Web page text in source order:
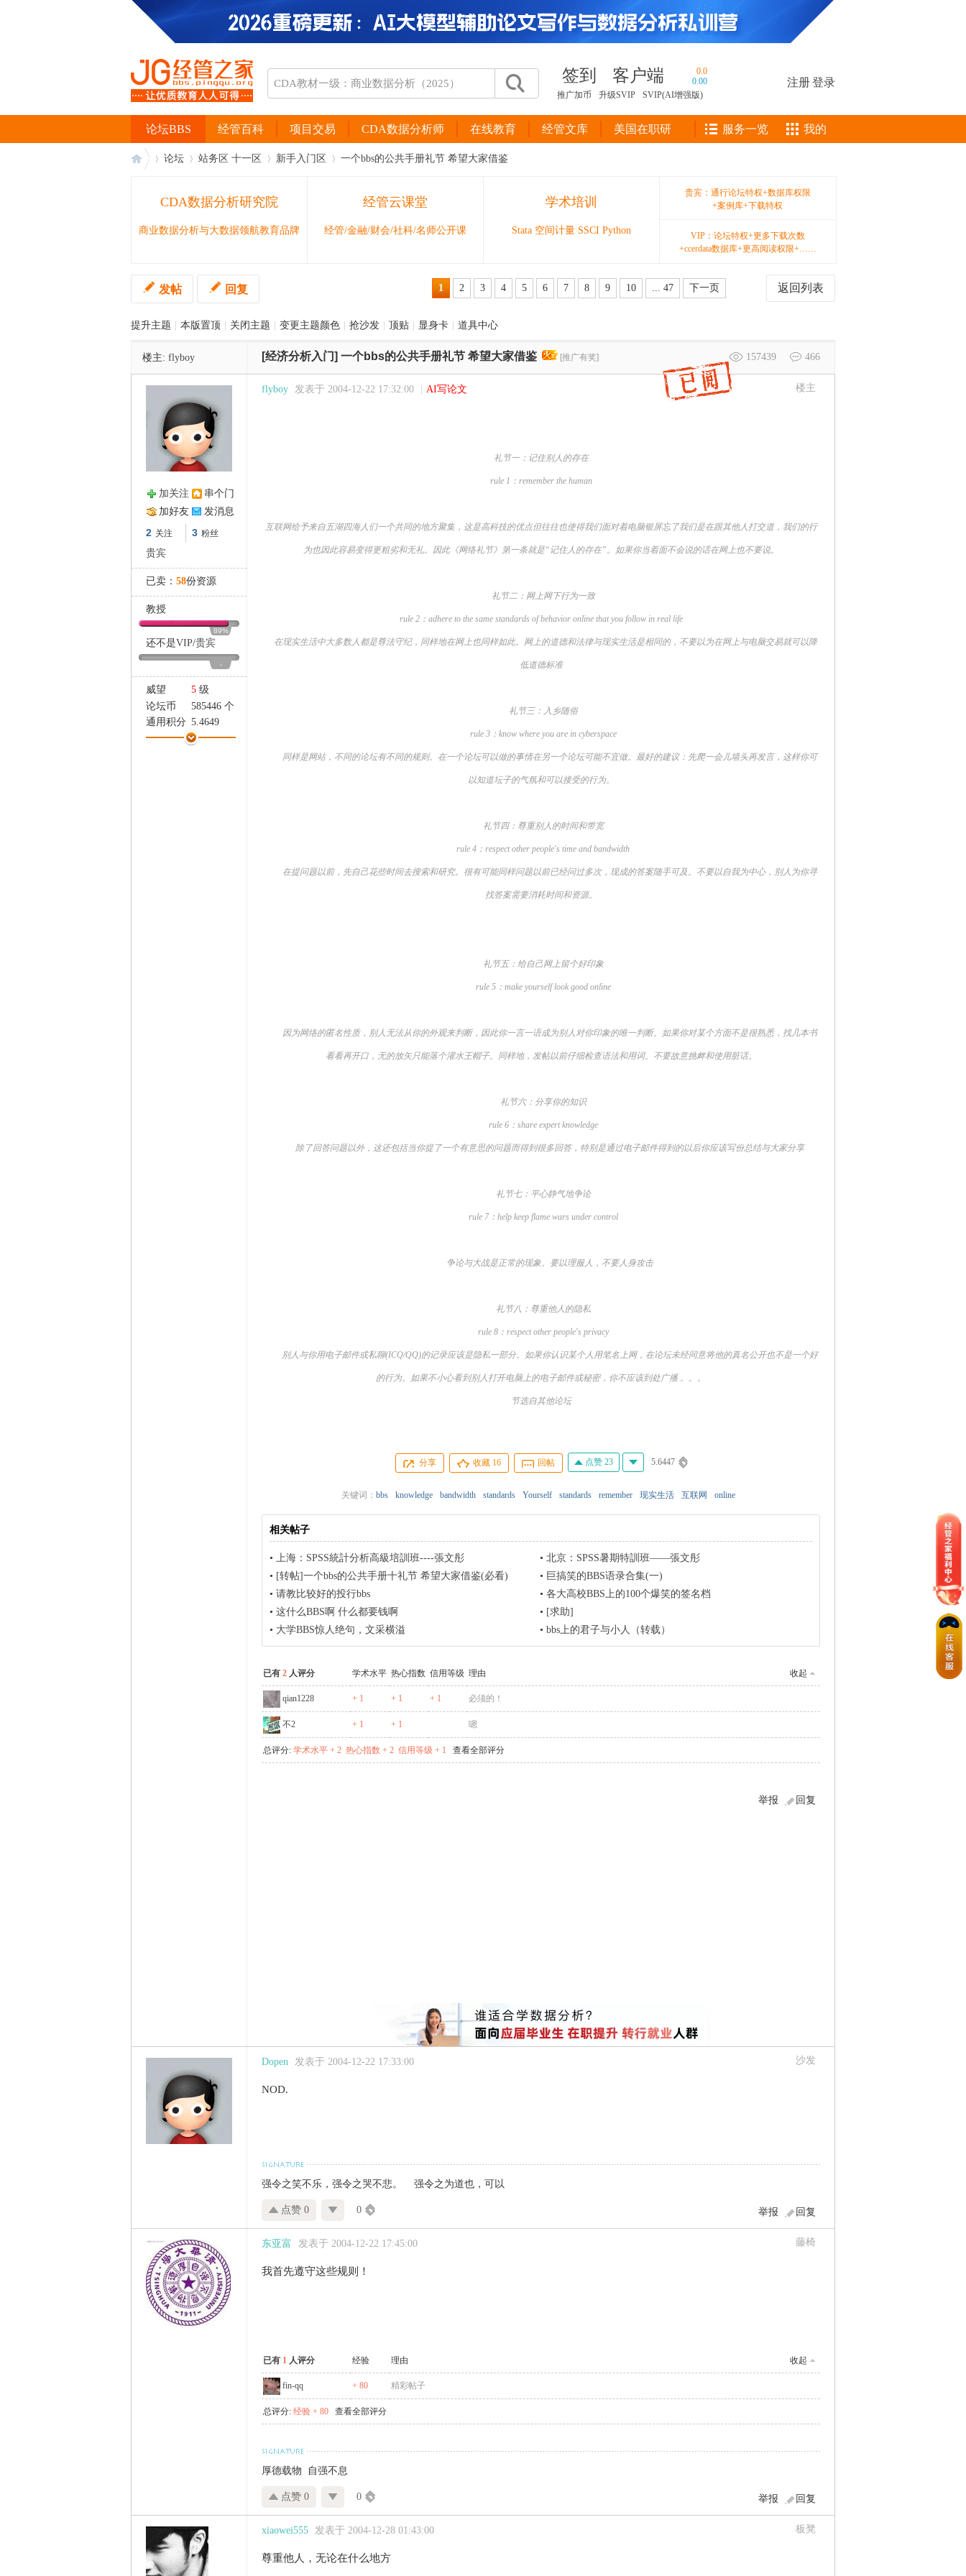
签到 客户端
0.0
0.00
推广加币
升级SVIP SVIP(AI增强版)
注册登录
经管百科 项目交易 CDA数据分析师 在线教育 经管文库 美国在职研
论坛BBS 服务一览 我的
论坛 站务区 十一区 新手入门区 一个bbs的公共手册礼节 希望大家借鉴
CDA数据分析研究院
商业数据分析与大数据领航教育品牌
经管云课堂
经管/金融/财会/社科/名师公开课
学术培训
Stata 空间计量 SSCI Python
贵宾：通行论坛特权+数据库权限
+案例库+下载特权
VIP：论坛特权+更多下载次数
+ccerdata数据库+更高阅读权限+……
返回列表
1 2 3 4 5 6 7 8 9 10 ... 47 下一页
发帖 回复
提升主题 本版置顶 关闭主题 变更主题颜色 抢沙发 顶贴 显身卡 道具中心
楼主: flyboy 157439 466
[经济分析入门] 一个bbs的公共手册礼节 希望大家借鉴 [推广有奖]
加关注
串个门
加好友
发消息
2 关注 3 粉丝
贵宾
已卖： 58份资源
教授
89%
还不是VIP/贵宾
-
威望 5 级
论坛币
585446 个
通用积分 5.4649
学术水平
4 点
楼主
flyboy 发表于 2004-12-22 17:32:00 AI写论文
礼节一：记住别人的存在
rule 1：remember the human
互联网给予来自五湖四海人们一个共同的地方聚集，这是高科技的优点但往往也使得我们面对着电脑银屏忘了我们是在跟其他人打交道，我们的行
为也因此容易变得更粗劣和无礼。因此《网络礼节》第一条就是“记住人的存在”。如果你当着面不会说的话在网上也不要说。
礼节二：网上网下行为一致
rule 2：adhere to the same standards of behavior online that you follow in real life
在现实生活中大多数人都是尊法守纪，同样地在网上也同样如此。网上的道德和法律与现实生活是相同的，不要以为在网上与电脑交易就可以降
低道德标准
礼节三：入乡随俗
rule 3：know where you are in cyberspace
同样是网站，不同的论坛有不同的规则。在一个论坛可以做的事情在另一个论坛可能不宜做。最好的建议：先爬一会儿墙头再发言，这样你可
以知道坛子的气氛和可以接受的行为。
礼节四：尊重别人的时间和带宽
rule 4：respect other people's time and bandwidth
在提问题以前，先自己花些时间去搜索和研究。很有可能同样问题以前已经问过多次，现成的答案随手可及。不要以自我为中心，别人为你寻
找答案需要消耗时间和资源。
礼节五：给自己网上留个好印象
rule 5：make yourself look good online
因为网络的匿名性质，别人无法从你的外观来判断，因此你一言一语成为别人对你印象的唯一判断。如果你对某个方面不是很熟悉，找几本书
看看再开口，无的放矢只能落个灌水王帽子。同样地，发帖以前仔细检查语法和用词。不要故意挑衅和使用脏话。
礼节六：分享你的知识
rule 6：share expert knowledge
除了回答问题以外，这还包括当你提了一个有意思的问题而得到很多回答，特别是通过电子邮件得到的以后你应该写份总结与大家分享
礼节七：平心静气地争论
rule 7：help keep flame wars under control
争论与大战是正常的现象。要以理服人，不要人身攻击
礼节八：尊重他人的隐私
rule 8：respect other people's privacy
别人与你用电子邮件或私聊(ICQ/QQ)的记录应该是隐私一部分。如果你认识某个人用笔名上网，在论坛未经同意将他的真名公开也不是一个好
的行为。如果不小心看到别人打开电脑上的电子邮件或秘密，你不应该到处广播 。。。
节选自其他论坛
分享 收藏 16 回帖 点赞 23 5.6447
关键词： bbs knowledge bandwidth standards Yourself standards remember 现实生活 互联网 online
相关帖子
• 上海：SPSS統計分析高級培訓班----張文彤 • 北京：SPSS暑期特訓班——張文彤
• [转帖]一个bbs的公共手册十礼节 希望大家借鉴(必看) • 巨搞笑的BBS语录合集(一)
• 请教比较好的投行bbs • 各大高校BBS上的100个爆笑的签名档
• 这什么BBS啊 什么都要钱啊 • [求助]
• 大学BBS惊人绝句，文采横溢 • bbs上的君子与小人（转载）
已有 2 人评分 学术水平 热心指数 信用等级 收起
理由
qian1228 + 1 + 1 + 1 必须的！
不2 + 1 + 1 嗯
总评分: 学术水平 + 2 热心指数 + 2 信用等级 + 1 查看全部评分
回复
举报
沙发
Dopen 发表于 2004-12-22 17:33:00
NOD.
强令之笑不乐，强令之哭不悲。 强令之为道也，可以
回复
举报
点赞 0 0
藤椅
东亚富 发表于 2004-12-22 17:45:00
我首先遵守这些规则！
已有 1 人评分 经验 收起
理由
fin-qq + 80 精彩帖子
总评分: 经验 + 80 查看全部评分
厚德载物 自强不息
回复
举报
点赞 0 0
板凳
xiaowei555 发表于 2004-12-28 01:43:00
尊重他人，无论在什么地方